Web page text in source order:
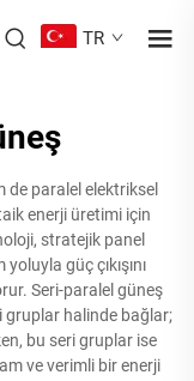
TR
de paralel elektriksel
enerji üretimi için
stratejik panel
güç çıkışını
Seri-paralel güneş
halinde bağlar;
bu seri gruplar ise
ve verimli bir enerji